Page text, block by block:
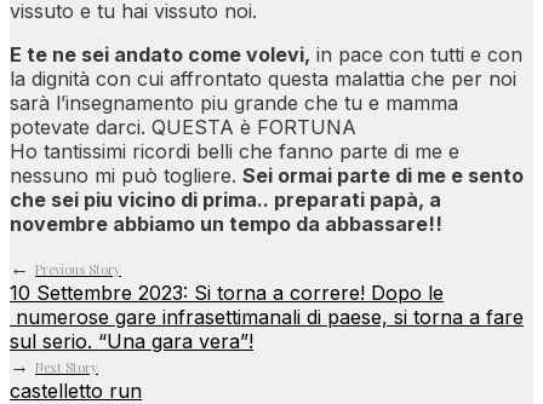
vissuto e tu hai vissuto noi.
E te ne sei andato come volevi, in pace con tutti e con
la dignità con cui affrontato questa malattia che per noi
sarà l’insegnamento piu grande che tu e mamma
potevate darci. QUESTA è FORTUNA
Ho tantissimi ricordi belli che fanno parte di me e
nessuno mi può togliere. Sei ormai parte di me e sento
che sei piu vicino di prima.. preparati papà, a
novembre abbiamo un tempo da abbassare!!
← Previous Story
10 Settembre 2023: Si torna a correre! Dopo le
numerose gare infrasettimanali di paese, si torna a fare
sul serio. “Una gara vera”!
→ Next Story
castelletto run